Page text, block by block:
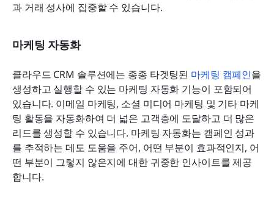
과 거래 성사에 집중할 수 있습니다.
마케팅 자동화
클라우드 CRM 솔루션에는 종종 타겟팅된 마케팅 캠페인을
생성하고 실행할 수 있는 마케팅 자동화 기능이 포함되어
있습니다. 이메일 마케팅, 소셜 미디어 마케팅 및 기타 마케
팅 활동을 자동화하여 더 넓은 고객층에 도달하고 더 많은
리드를 생성할 수 있습니다. 마케팅 자동화는 캠페인 성과
를 추적하는 데도 도움을 주어, 어떤 부분이 효과적인지, 어
떤 부분이 그렇지 않은지에 대한 귀중한 인사이트를 제공
합니다.